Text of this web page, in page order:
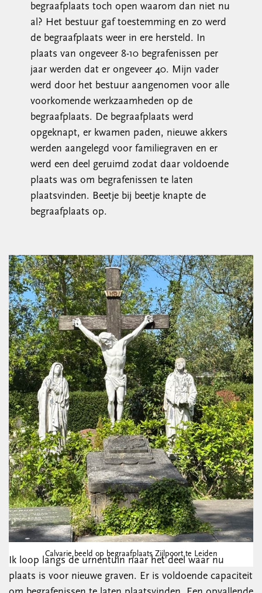
begraafplaats toch open waarom dan niet nu
al? Het bestuur gaf toestemming en zo werd
de begraafplaats weer in ere hersteld. In
plaats van ongeveer 8-10 begrafenissen per
jaar werden dat er ongeveer 40. Mijn vader
werd door het bestuur aangenomen voor alle
voorkomende werkzaamheden op de
begraafplaats. De begraafplaats werd
opgeknapt, er kwamen paden, nieuwe akkers
werden aangelegd voor familiegraven en er
werd een deel geruimd zodat daar voldoende
plaats was om begrafenissen te laten
plaatsvinden. Beetje bij beetje knapte de
begraafplaats op.
Calvarie beeld op begraafplaats Zijlpoort te Leiden
Ik loop langs de urnentuin naar het deel waar nu
plaats is voor nieuwe graven. Er is voldoende capaciteit